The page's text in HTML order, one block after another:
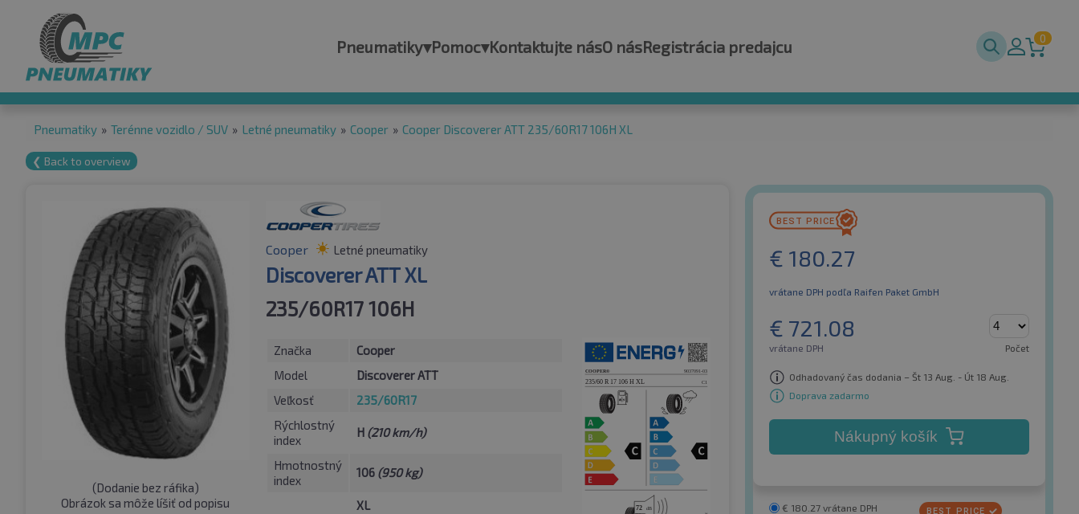
Pneumatiky▾Pomoc▾Kontaktujte násO násRegistrácia predajcu 0
Pneumatiky » Terénne vozidlo / SUV » Letné pneumatiky » Cooper » Cooper Discoverer ATT 235/60R17 106H XL
❮ Back to overview
(Dodanie bez ráfika)
Obrázok sa môže líšiť od popisu
Cooper Letné pneumatiky
Discoverer ATT XL
235/60R17 106H
Značka
Cooper
Model
Discoverer ATT
Veľkosť
235/60R17
Rýchlostný
index
H (210 km/h)
Hmotnostný
index
106 (950 kg)
XL
€ 180.27
vrátane DPH podľa Raifen Paket GmbH
€ 721.08
vrátane DPH Počet
Odhadovaný čas dodania – Št 13 Aug. - Út 18 Aug.
Doprava zadarmo
Nákupný košík
€ 180.27 vrátane DPH